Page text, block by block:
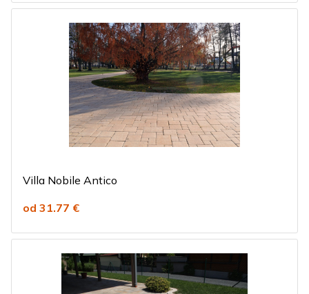
Villa Nobile Antico
od 31.77 €